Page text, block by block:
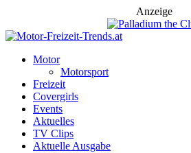
Anzeige
Motor
Motorsport
Freizeit
Covergirls
Events
Aktuelles
TV Clips
Aktuelle Ausgabe